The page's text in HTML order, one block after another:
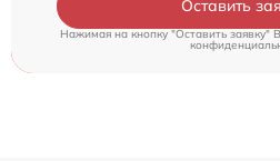
Оставить
Нажимая на кнопку "Оставить заявку"